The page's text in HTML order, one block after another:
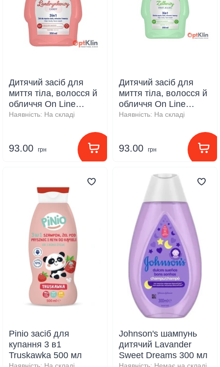
Дитячий засіб для
миття тіла, волосся й
обличчя On Line
Цукерки, 350 мл
Наявність: На складі
93.00 грн
Дитячий засіб для
миття тіла, волосся й
обличчя On Line
Фруктове желе, 350
Наявність: На складі
93.00 грн
Pinio засіб для
купання 3 в1
Truskawka 500 мл
Johnson's шампунь
дитячий Lavander
Sweet Dreams 300 мл